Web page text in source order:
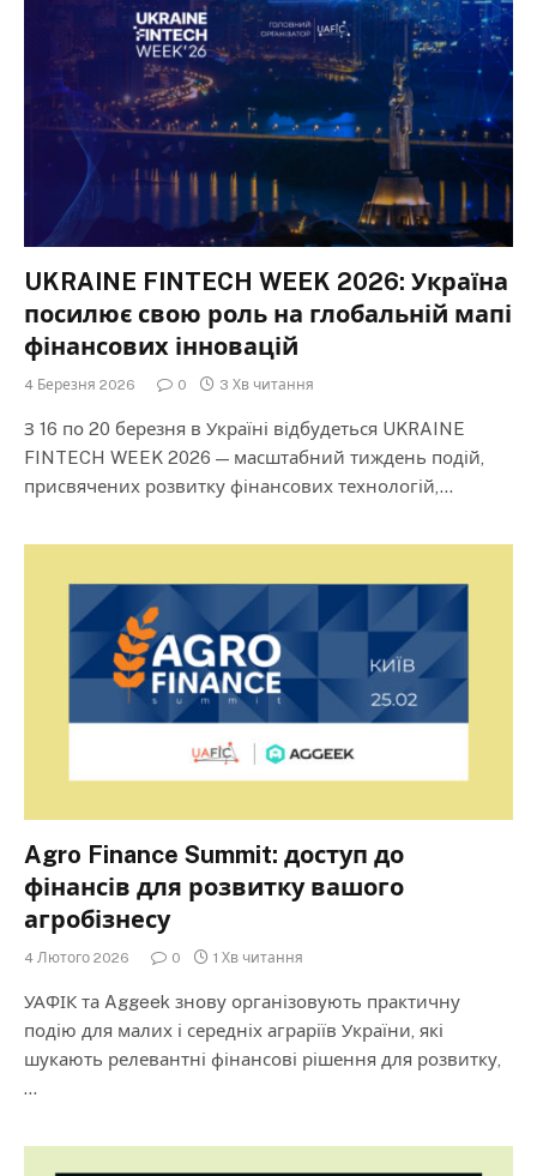
UKRAINE FINTECH WEEK 2026: Україна
посилює свою роль на глобальній мапі
фінансових інновацій
4 Березня 2026 0 3 Хв читання
З 16 по 20 березня в Україні відбудеться UKRAINE
FINTECH WEEK 2026 — масштабний тиждень подій,
присвячених розвитку фінансових технологій,…
Agro Finance Summit: доступ до
фінансів для розвитку вашого
агробізнесу
4 Лютого 2026 0 1 Хв читання
УАФІК та Aggeek знову організовують практичну
подію для малих і середніх аграріїв України, які
шукають релевантні фінансові рішення для розвитку,
…